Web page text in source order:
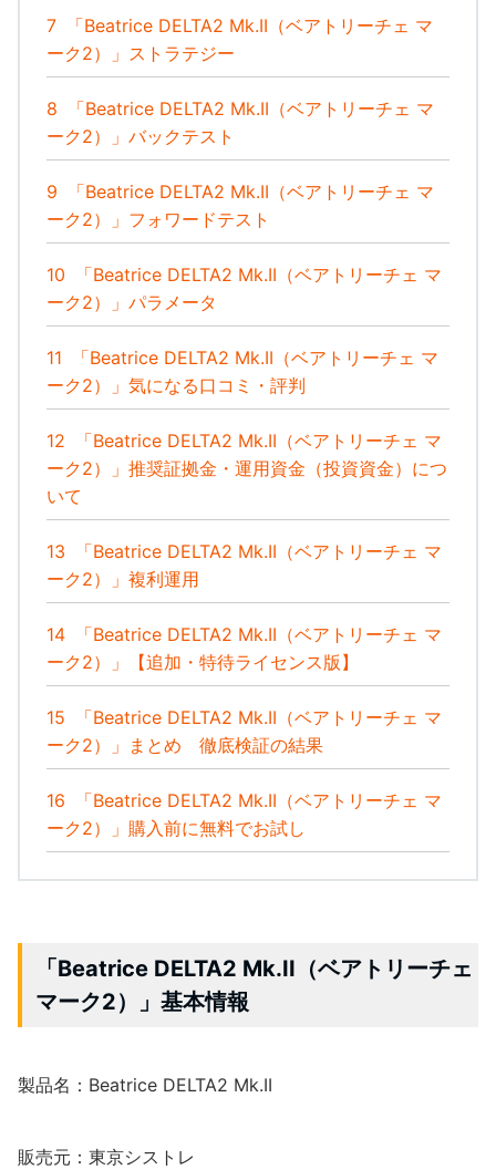
7
「Beatrice DELTA2 Mk.II（ベアトリーチェ マ
ーク2）」ストラテジー
8
「Beatrice DELTA2 Mk.II（ベアトリーチェ マ
ーク2）」バックテスト
9
「Beatrice DELTA2 Mk.II（ベアトリーチェ マ
ーク2）」フォワードテスト
10
「Beatrice DELTA2 Mk.II（ベアトリーチェ マ
ーク2）」パラメータ
11
「Beatrice DELTA2 Mk.II（ベアトリーチェ マ
ーク2）」気になる口コミ・評判
12
「Beatrice DELTA2 Mk.II（ベアトリーチェ マ
ーク2）」推奨証拠金・運用資金（投資資金）につ
いて
13
「Beatrice DELTA2 Mk.II（ベアトリーチェ マ
ーク2）」複利運用
14
「Beatrice DELTA2 Mk.II（ベアトリーチェ マ
ーク2）」【追加・特待ライセンス版】
15
「Beatrice DELTA2 Mk.II（ベアトリーチェ マ
ーク2）」まとめ 徹底検証の結果
16
「Beatrice DELTA2 Mk.II（ベアトリーチェ マ
ーク2）」購入前に無料でお試し
「Beatrice DELTA2 Mk.II（ベアトリーチェ
マーク2）」基本情報
製品名：Beatrice DELTA2 Mk.II
販売元：東京シストレ